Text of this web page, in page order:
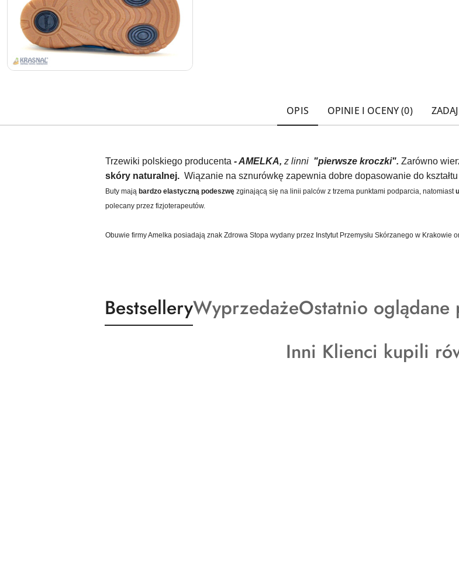
OPIS OPINIE I OCENY (0)
Trzewiki polskiego producenta - AMELKA, z linni "pierwsze kroczki". Zarówno
skóry naturalnej. Wiązanie na sznurówkę zapewnia dobre dopasowanie do
Buty mają bardzo elastyczną podeszwę zginającą się na linii palców z trzema punktami podparcia, natomiastu
polecany przez fizjoterapeutów.
Obuwie firmy Amelka posiadają znak Zdrowa Stopa wydany przez Instytut Przemysłu Skórzanego w Krakowie
Pomiń karuzelę produktów
Produkty
o
BestselleryProdukty
o
WyprzedażeProdukty
statusie:
Ostatnio oglądane
Produkty
Inni Klienci kupili